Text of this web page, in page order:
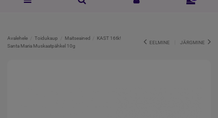
Avalehele Toidukaup Maitseained
KAST 16tk!
Santa Maria Muskaatpähkel 10g
EELMINE JÄRGMINE